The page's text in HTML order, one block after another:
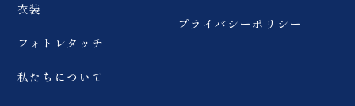
衣装
フォトレタッチ
私たちについて
プライバシーポリシー